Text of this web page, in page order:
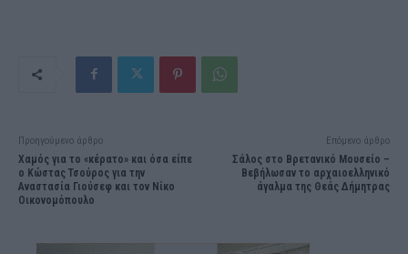
Προηγούμενο άρθρο
Χαμός για το «κέρατο» και όσα είπε
ο Κώστας Τσούρος για την
Αναστασία Γιούσεφ και τον Νίκο
Οικονομόπουλο
Επόμενο άρθρο
Σάλος στο Βρετανικό Μουσείο –
Βεβήλωσαν το αρχαιοελληνικό
άγαλμα της Θεάς Δήμητρας